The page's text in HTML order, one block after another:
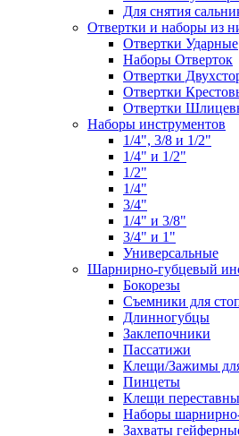
Для снятия
Отвертки и наборы из
Отвертки Ударные
Наборы Отверток
Отвертки
Отвертки
Отвертки
Наборы инструментов
1/4", 3/8 и 1/2"
1/4" и 1/2"
1/2"
1/4"
3/4"
1/4" и 3/8"
3/4" и 1"
Универсальные
Шарнирно-губцевый
Бокорезы
Съемники для
Длинногубцы
Заклепочники
Пассатижи
Клещи/Зажимы
Пинцеты
Клещи
Наборы
Захваты